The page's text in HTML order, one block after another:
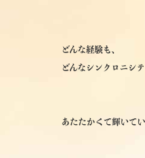
どんな経験も、
どんなシンクロニシテ
あたたかくて輝いて